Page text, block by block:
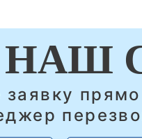
заявку